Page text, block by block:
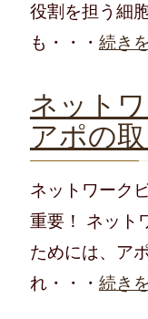
役割を担う細
も・・・ 続き
ネット
アポの
ネットワーク
重要！ ネット
ためには、ア
れ・・・ 続き